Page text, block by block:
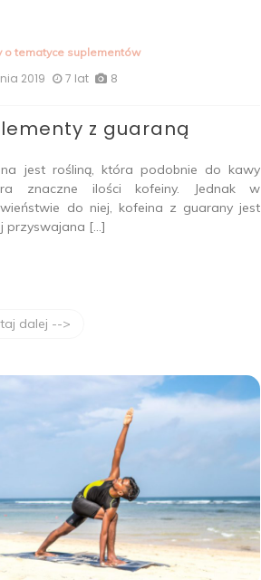
o tematyce suplementów
2019 7 lat 8
z guaraną
jest rośliną, która podobnie do kawy
znaczne ilości kofeiny. Jednak w
do niej, kofeina z guarany jest
przyswajana […]
dalej -->